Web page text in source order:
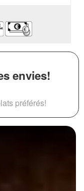
envies!
préférés!